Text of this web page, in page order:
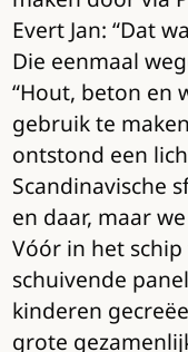
Evert Jan: “Dat
Die eenmaal
“Hout, beton en
gebruik te
ontstond een
Scandinavische
en daar, maar
Vóór in het
schuivende
kinderen
grote